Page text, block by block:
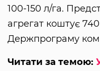
100-150 л/га.
агрегат коштує
Держпрограму
Читати за темою: